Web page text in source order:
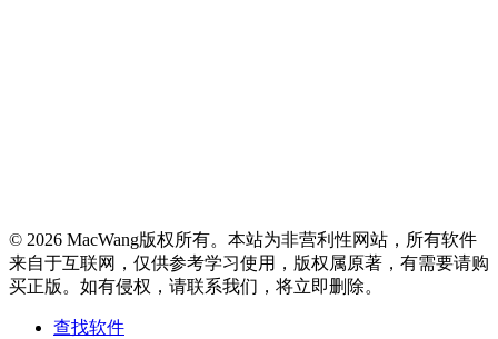
© 2026 MacWang版权所有。本站为非营利性网站，所有软件
来自于互联网，仅供参考学习使用，版权属原著，有需要请购
买正版。如有侵权，请联系我们，将立即删除。
查找软件